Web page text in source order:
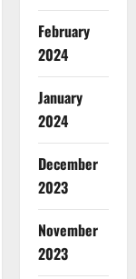
February
2024
January
2024
December
2023
November
2023